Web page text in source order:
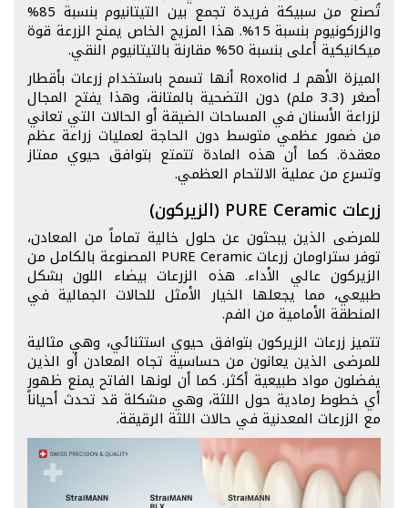
تُصنع من سبيكة فريدة تجمع بين التيتانيوم بنسبة 85%
والزركونيوم بنسبة 15%. هذا المزيج الخاص يمنح الزرعة قوة
ميكانيكية أعلى بنسبة 50% مقارنة بالتيتانيوم النقي.
الميزة الأهم لـ Roxolid أنها تسمح باستخدام زرعات بأقطار
أصغر (3.3 ملم) دون التضحية بالمتانة، وهذا يفتح المجال
لزراعة الأسنان في المساحات الضيقة أو الحالات التي تعاني
من ضمور عظمي متوسط دون الحاجة لعمليات زراعة عظم
معقدة. كما أن هذه المادة تتمتع بتوافق حيوي ممتاز
وتسرع من عملية الالتحام العظمي.
زرعات PURE Ceramic (الزيركون)
للمرضى الذين يبحثون عن حلول خالية تماماً من المعادن،
توفر ستراومان زرعات PURE Ceramic المصنوعة بالكامل من
الزيركون عالي الأداء. هذه الزرعات بيضاء اللون بشكل
طبيعي، مما يجعلها الخيار الأمثل للحالات الجمالية في
المنطقة الأمامية من الفم.
تتميز زرعات الزيركون بتوافق حيوي استثنائي، وهي مثالية
للمرضى الذين يعانون من حساسية تجاه المعادن أو الذين
يفضلون مواد طبيعية أكثر. كما أن لونها الفاتح يمنع ظهور
أي خطوط رمادية حول اللثة، وهي مشكلة قد تحدث أحياناً
مع الزرعات المعدنية في حالات اللثة الرقيقة.